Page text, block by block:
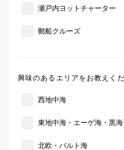
瀬戸内ヨットチャーター
郵船クルーズ
興味のあるエリアをお教えく
西地中海
東地中海・エーゲ海・黒海
北欧・バルト海